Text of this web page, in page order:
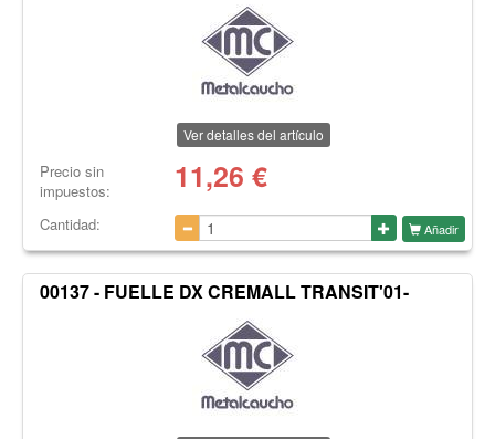
Ver detalles del artículo
Precio sin
impuestos:
11,26 €
Cantidad: Añadir
00137 - FUELLE DX CREMALL TRANSIT'01-